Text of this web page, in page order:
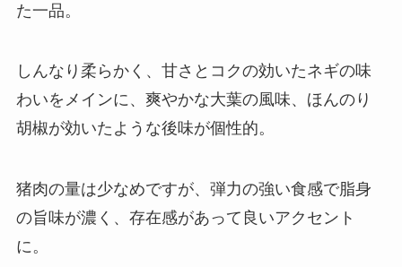
た一品。
しんなり柔らかく、甘さとコクの効いたネギの味
わいをメインに、爽やかな大葉の風味、ほんのり
胡椒が効いたような後味が個性的。
猪肉の量は少なめですが、弾力の強い食感で脂身
の旨味が濃く、存在感があって良いアクセント
に。